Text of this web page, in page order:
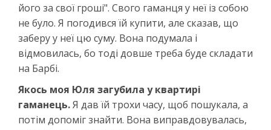
його за свої гроші". Свого гаманця у неї із собою
не було. Я погодився їй купити, але сказав, що
заберу у неї цю суму. Вона подумала і
відмовилась, бо тоді довше треба буде складати
на Барбі.
Якось моя Юля загубила у квартирі
гаманець.Я дав їй трохи часу, щоб пошукала, а
потім допоміг знайти. Вона виправдовувалась,